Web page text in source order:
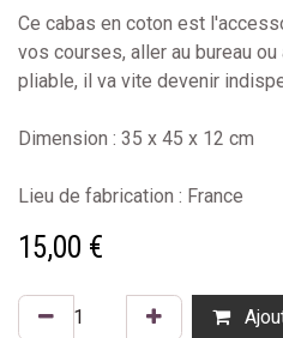
Ce cabas en coton est
vos courses, aller au bureau
pliable, il va vite devenir
Dimension : 35 x 45 x 12 cm
Lieu de fabrication : France
15,00 €